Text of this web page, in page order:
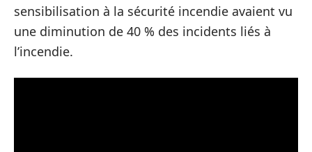
sensibilisation à la sécurité incendie avaient vu
une diminution de 40 % des incidents liés à
l’incendie.